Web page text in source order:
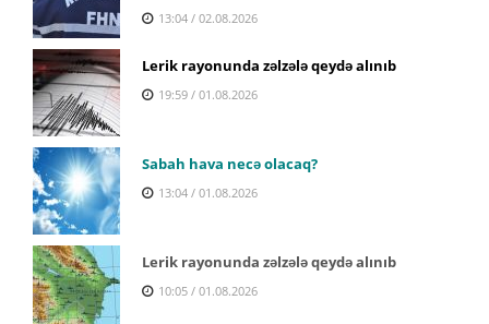
13:04 / 02.08.2026
Lerik rayonunda zəlzələ qeydə alınıb
19:59 / 01.08.2026
Sabah hava necə olacaq?
13:04 / 01.08.2026
Lerik rayonunda zəlzələ qeydə alınıb
10:05 / 01.08.2026